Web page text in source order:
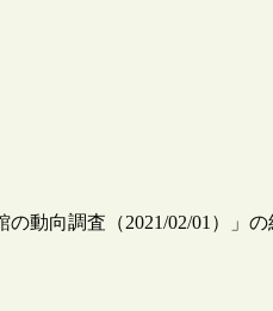
動向調査（2021/02/01）」